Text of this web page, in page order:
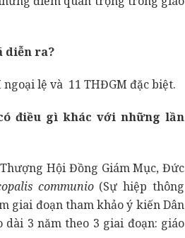
diễn ra?
ngoại lệ và 11 THĐGM đặc biệt.
điều gì khác với những lần
Hội Đồng Giám Mục, Đức
communio (Sự hiệp thông
giai đoạn tham khảo ý kiến Dân
3 năm theo 3 giai đoạn: giáo